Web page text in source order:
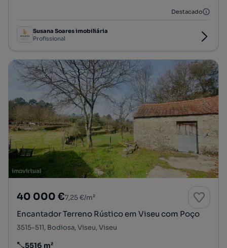
Destacado
Susana Soares imobiliária
Profissional
40 000 €7,25 €/m²
Encantador Terreno Rústico em Viseu com Poço
3515-511, Bodiosa, Viseu, Viseu
5516 m²